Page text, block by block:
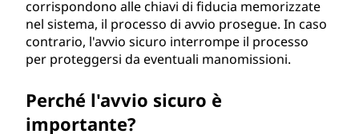
corrispondono alle chiavi di fiducia memorizzate
nel sistema, il processo di avvio prosegue. In caso
contrario, l'avvio sicuro interrompe il processo
per proteggersi da eventuali manomissioni.
Perché l'avvio sicuro è
importante?